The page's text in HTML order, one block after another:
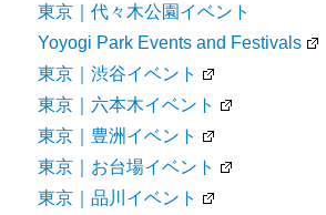
東京｜代々木公園イベント
Yoyogi Park Events and Festivals
東京｜渋谷イベント
東京｜六本木イベント
東京｜豊洲イベント
東京｜お台場イベント
東京｜品川イベント